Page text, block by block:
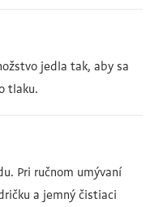
jedla tak, aby sa
tlaku.
Pri ručnom umývaní
a jemný čistiaci